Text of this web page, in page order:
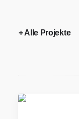
+ Alle Projekte